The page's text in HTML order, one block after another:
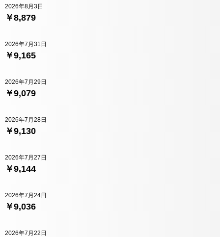
￥8,879
2026年8月3日
￥9,165
2026年7月31日
￥9,079
2026年7月29日
￥9,130
2026年7月28日
￥9,144
2026年7月27日
￥9,036
2026年7月24日
2026年7月22日